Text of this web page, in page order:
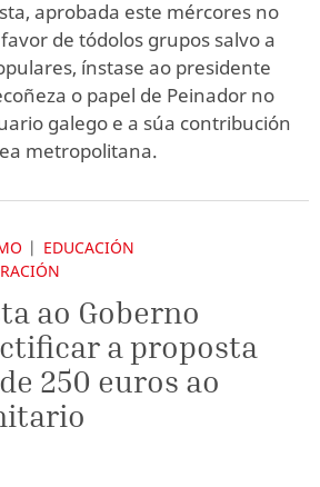
aprobada este mércores no
de tódolos grupos salvo a
ínstase ao presidente
o papel de Peinador no
galego e a súa contribución
metropolitana.
EDUCACIÓN
ao Goberno
a proposta
250 euros ao